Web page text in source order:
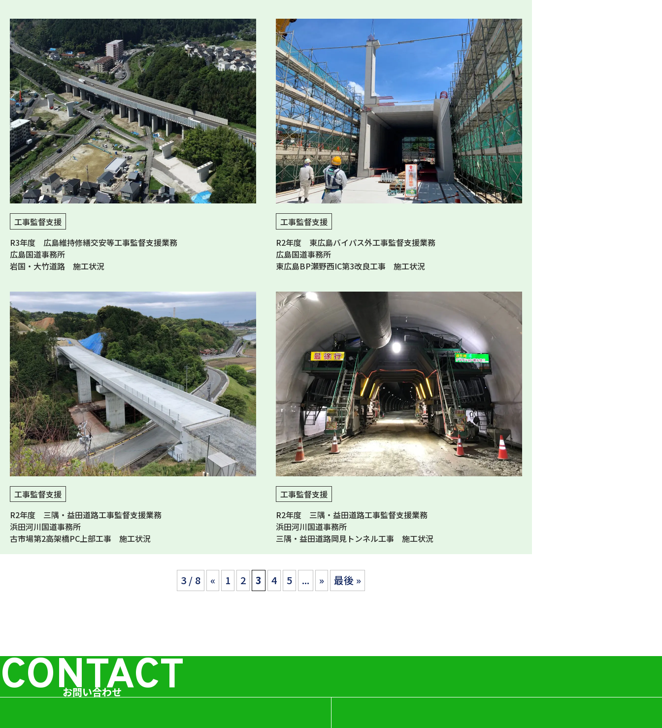
工事監督支援
R3年度 広島維持修繕交安等工事監督支援業務
広島国道事務所
岩国・大竹道路 施工状況
工事監督支援
R2年度 東広島バイパス外工事監督支援業務
広島国道事務所
東広島BP瀬野西IC第3改良工事 施工状況
工事監督支援
R2年度 三隅・益田道路工事監督支援業務
浜田河川国道事務所
古市場第2高架橋PC上部工事 施工状況
工事監督支援
R2年度 三隅・益田道路工事監督支援業務
浜田河川国道事務所
三隅・益田道路岡見トンネル工事 施工状況
3 / 8 « 1 2 3 4 5 ... » 最後 »
CONTACT
お問い合わせ